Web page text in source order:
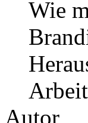
Wie
Autor